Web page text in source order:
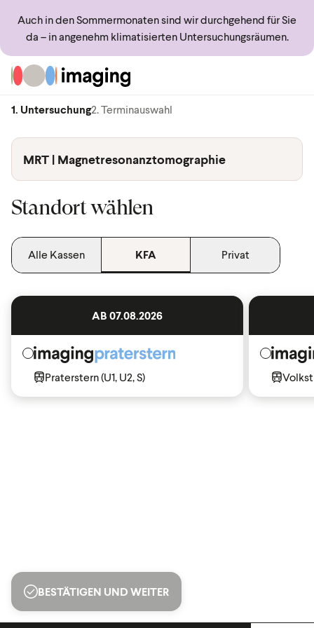
Auch in den Sommermonaten sind wir durchgehend für Sie
da – in angenehm klimatisierten Untersuchungsräumen.
Zur Startseite
1. Untersuchung2. Terminauswahl
MRT | Magnetresonanztomographie
Standort wählen
Alle Kassen KFA Privat
AB 07.08.2026
Praterstern (U1, U2, S)
BESTÄTIGEN UND WEITER